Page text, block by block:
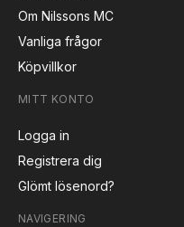
Om Nilssons MC
Vanliga frågor
Köpvillkor
MITT KONTO
Logga in
Registrera dig
Glömt lösenord?
NAVIGERING